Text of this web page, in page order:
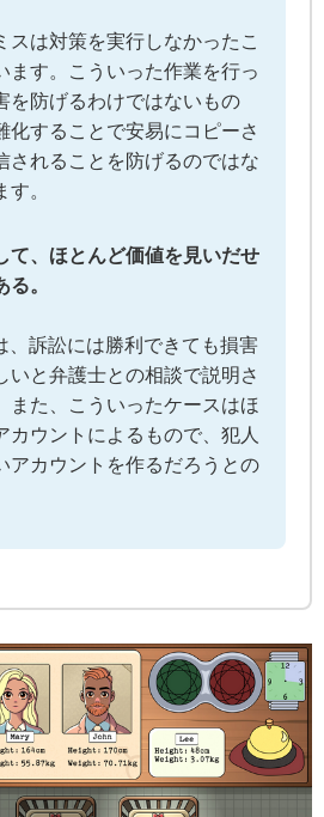
スは対策を実行しなかったこ
ます。こういった作業を行っ
を防げるわけではないもの
化することで安易にコピーさ
されることを防げるのではな
。
て、ほとんど価値を見いだせ
。
訴訟には勝利できても損害
いと弁護士との相談で説明さ
また、こういったケースはほ
カウントによるもので、犯人
アカウントを作るだろうとの